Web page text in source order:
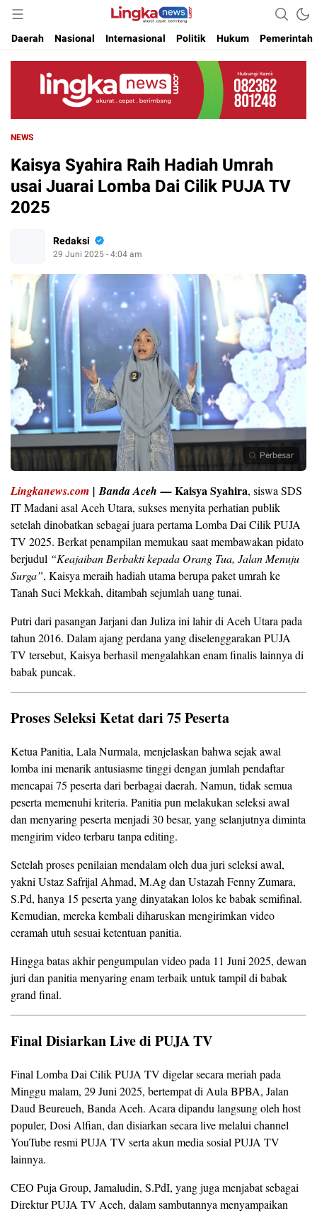
Lingkanews
Akurat. Cepat & Berimbang
Daerah
Nasional Internasional Politik Hukum Pemerintah
NEWS
Kaisya Syahira Raih Hadiah Umrah
usai Juarai Lomba Dai Cilik PUJA TV
2025
Redaksi
29 Juni 2025 - 4:04 am
Perbesar
Lingkanews.com | Banda Aceh—Kaisya Syahira, siswa SDS
IT Madani asal Aceh Utara, sukses menyita perhatian publik
setelah dinobatkan sebagai juara pertama Lomba Dai Cilik PUJA
TV 2025. Berkat penampilan memukau saat membawakan pidato
berjudul “Keajaiban Berbakti kepada Orang Tua, Jalan Menuju
Surga”, Kaisya meraih hadiah utama berupa paket umrah ke
Tanah Suci Mekkah, ditambah sejumlah uang tunai.
Putri dari pasangan Jarjani dan Juliza ini lahir di Aceh Utara pada
tahun 2016. Dalam ajang perdana yang diselenggarakan PUJA
TV tersebut, Kaisya berhasil mengalahkan enam finalis lainnya di
babak puncak.
Proses Seleksi Ketat dari 75 Peserta
Ketua Panitia, Lala Nurmala, menjelaskan bahwa sejak awal
lomba ini menarik antusiasme tinggi dengan jumlah pendaftar
mencapai 75 peserta dari berbagai daerah. Namun, tidak semua
peserta memenuhi kriteria. Panitia pun melakukan seleksi awal
dan menyaring peserta menjadi 30 besar, yang selanjutnya diminta
mengirim video terbaru tanpa editing.
Setelah proses penilaian mendalam oleh dua juri seleksi awal,
yakni Ustaz Safrijal Ahmad, M.Ag dan Ustazah Fenny Zumara,
S.Pd, hanya 15 peserta yang dinyatakan lolos ke babak semifinal.
Kemudian, mereka kembali diharuskan mengirimkan video
ceramah utuh sesuai ketentuan panitia.
Hingga batas akhir pengumpulan video pada 11 Juni 2025, dewan
juri dan panitia menyaring enam terbaik untuk tampil di babak
grand final.
Final Disiarkan Live di PUJA TV
Final Lomba Dai Cilik PUJA TV digelar secara meriah pada
Minggu malam, 29 Juni 2025, bertempat di Aula BPBA, Jalan
Daud Beureueh, Banda Aceh. Acara dipandu langsung oleh host
populer, Dosi Alfian, dan disiarkan secara live melalui channel
YouTube resmi PUJA TV serta akun media sosial PUJA TV
lainnya.
CEO Puja Group, Jamaludin, S.PdI, yang juga menjabat sebagai
Direktur PUJA TV Aceh, dalam sambutannya menyampaikan